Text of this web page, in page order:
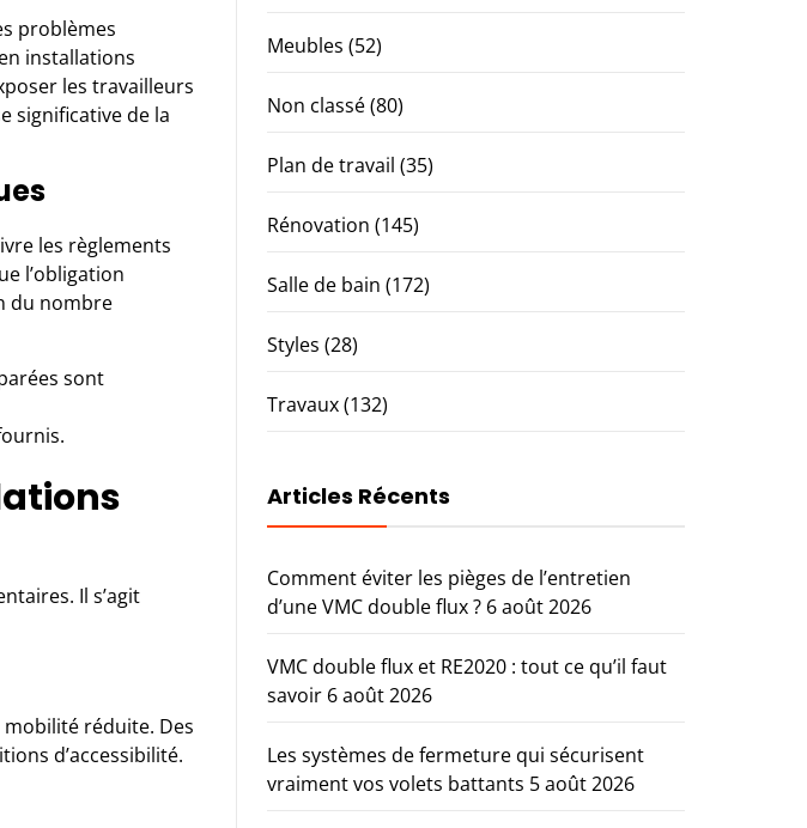
problèmes
installations
les travailleurs
significative de la
les règlements
l’obligation
du nombre
sont
Il s’agit
réduite. Des
d’accessibilité.
Meubles (52)
Non classé(80)
Plan de travail (35)
Rénovation (145)
Salle de bain (172)
Styles (28)
Travaux(132)
Articles Récents
Comment éviter les pièges de l’entretien
d’une VMC double flux ? 6 août 2026
VMC double flux et RE2020 : tout ce qu’il faut
savoir 6 août 2026
Les systèmes de fermeture qui sécurisent
vraiment vos volets battants 5 août 2026